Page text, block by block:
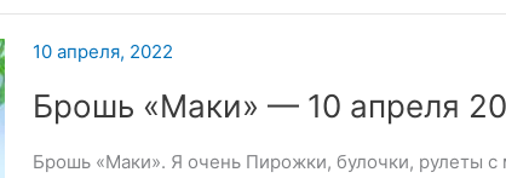
10 апреля, 2022
Брошь «Маки» — 10 апреля
Брошь «Маки». Я очень Пирожки, булочки, рулеты с